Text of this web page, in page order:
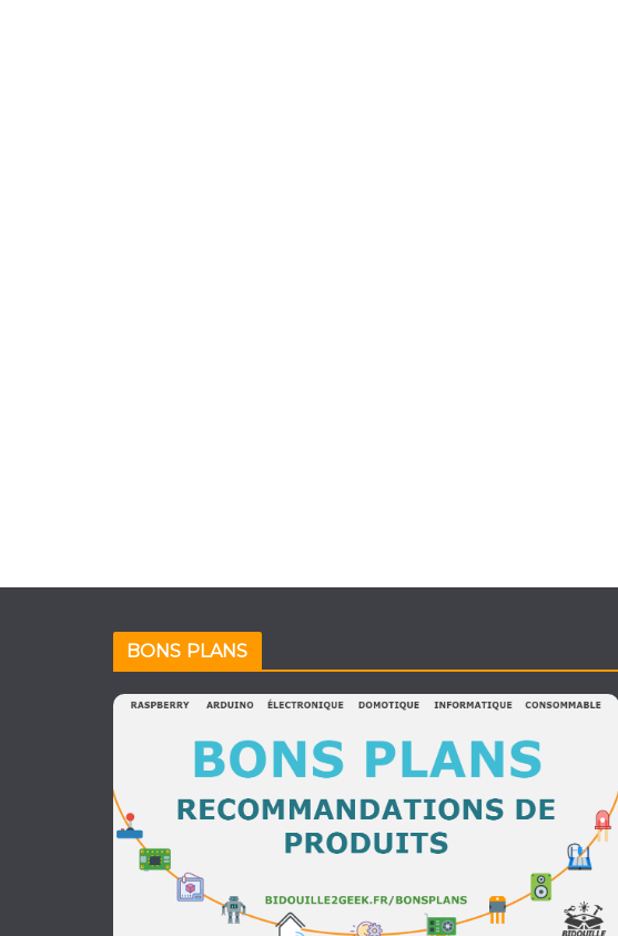
BONS PLANS